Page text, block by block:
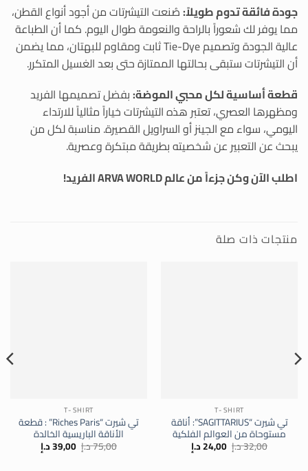
جودة فائقة تدوم طويلاً:صُنعت التيشرتات من أجود أنواع القطن،
مما يوفر لك شعوراً بالراحة والنعومة طوال اليوم. كما أن الطباعة
عالية الجودة وتصميم Tie-Dye ثابت ومقاوم للبهتان، مما يضمن
أن التيشرتات ستبقى بحالتها الممتازة حتى بعد الغسيل المتكرر.
قطعة أساسية لكل محبي الموضة:بفضل تصميمها الفريد
ومظهرها العصري، تعتبر هذه التيشرتات خياراً مثالياً للارتداء
اليومي، سواء مع الجينز أو السراويل القصيرة. مناسبة لكل من
يبحث عن التعبير عن شخصيته بطريقة مبتكرة وعصرية.
اطلب الآن وكن جزءاً من عالم ARVA WORLD الفريد!
منتجات ذات صلة
T- SHIRT
تي شيرت “SAGITTARIUS”: أناقة
مستوحاة من العوالم الفلكية
32,00د.إ السعر
الأصلي
24,00د.إالحالي
T- SHIRT
تي شيرت “Riches Paris” : قطعة
الأناقة الباريسية الخالدة
75,00د.إ السعر
الأصلي
39,00د.إالحالي